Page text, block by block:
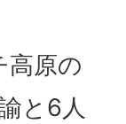
高原の
と6人